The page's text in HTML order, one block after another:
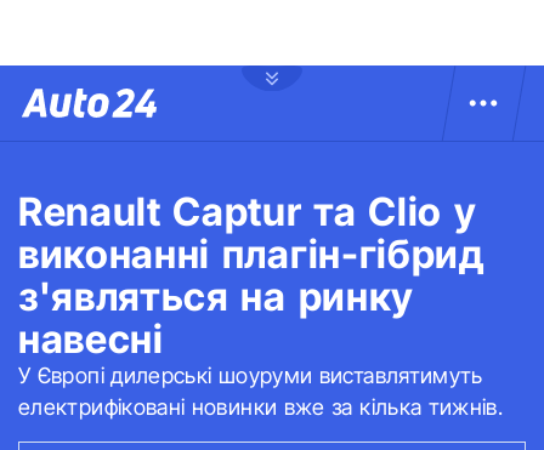
Renault Captur та Clio у
виконанні плагін-гібрид
з'являться на ринку
навесні
У Європі дилерські шоуруми виставлятимуть
електрифіковані новинки вже за кілька тижнів.